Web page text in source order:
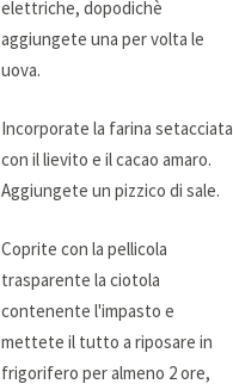
elettriche, dopodichè
aggiungete una per volta le
uova.
Incorporate la farina setacciata
con il lievito e il cacao amaro.
Aggiungete un pizzico di sale.
Coprite con la pellicola
trasparente la ciotola
contenente l'impasto e
mettete il tutto a riposare in
frigorifero per almeno 2 ore,